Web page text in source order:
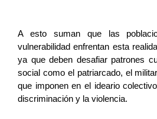
A esto suman que las
vulnerabilidad enfrentan esta
ya que deben desafiar patrones
social como el patriarcado, el
que imponen en el ideario
discriminación y la violencia.